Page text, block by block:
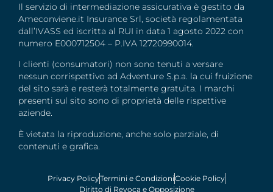
Il servizio di intermediazione assicurativa è gestito da
Ameconviene.it Insurance Srl, società regolamentata
dall’IVASS ed iscritta al RUI in data 1 agosto 2022 con
numero E000712504 – P.IVA 12720990014.
I clienti (consumatori) non sono tenuti a versare
nessun corrispettivo ad Adventure S.p.a. la cui fruizione
del sito sarà e resterà totalmente gratuita. I marchi
presenti sul sito sono di proprietà delle rispettive
aziende.
È vietata la riproduzione, anche solo parziale, di
contenuti e grafica.
Privacy PolicyTermini e CondizioniCookie Policy
Diritto di Revoca e Opposizione